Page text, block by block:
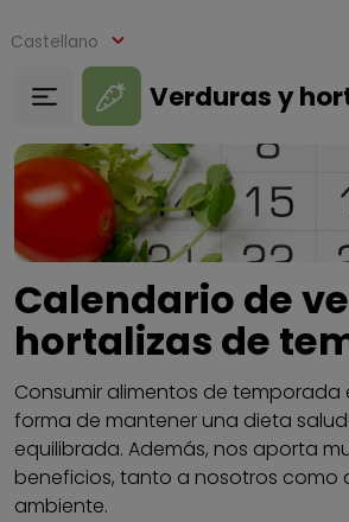
Castellano
Verduras y
Calendario de
hortalizas de
Consumir alimentos de
forma de mantener una dieta
equilibrada. Además, nos aporta
beneficios, tanto a nosotros como
ambiente.